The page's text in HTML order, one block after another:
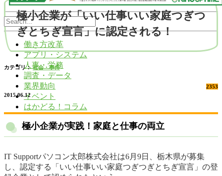
働き方改革
アプリ・システム
人事・労務
調査・データ
業界動向
イベント
はかどる！コラム
極小企業が「いい仕事いい家庭つぎつ
ぎとちぎ宣言」に認定される！
カテゴリ： 社会・事件
2353
2015.06.12
極小企業が実践！家庭と仕事の両立
IT Supportパソコン太郎株式会社は6月9日、栃木県が募集
し、認定する「いい仕事いい家庭つぎつぎとちぎ宣言」の登